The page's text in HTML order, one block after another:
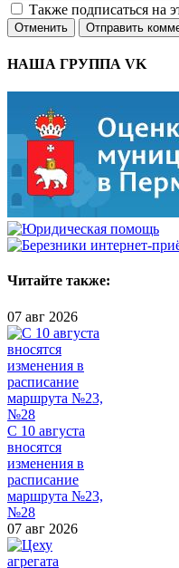
Также подписаться на
Отменить Отправить
НАША ГРУППА VK
Читайте также:
07 авг 2026
С 10 августа
вносятся
изменения в
расписание
маршрута №23,
№28
07 авг 2026